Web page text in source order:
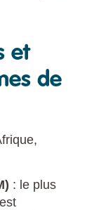
et
de
: le plus